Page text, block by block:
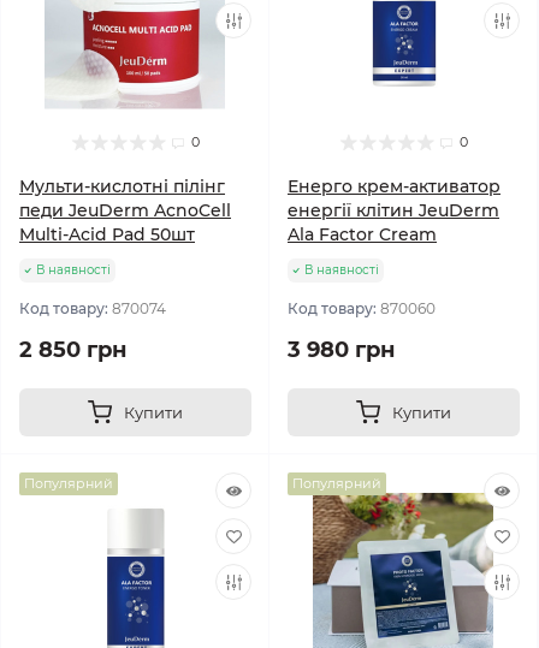
0
Мульти-кислотні пілінг
педи JeuDerm AcnoCell
Multi-Acid Pad 50шт
В наявності
Код товару: 870074
2 850 грн
Купити
0
Енерго крем-активатор
енергії клітин JeuDerm
Ala Factor Cream
В наявності
Код товару: 870060
3 980 грн
Купити
Популярний Популярний